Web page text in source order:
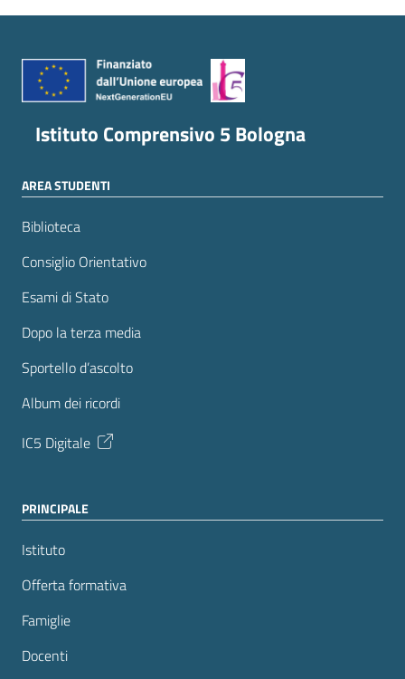
Istituto Comprensivo 5 Bologna
AREA STUDENTI
Biblioteca
Consiglio Orientativo
Esami di Stato
Dopo la terza media
Sportello d’ascolto
Album dei ricordi
IC5 Digitale
PRINCIPALE
Istituto
Offerta formativa
Famiglie
Docenti